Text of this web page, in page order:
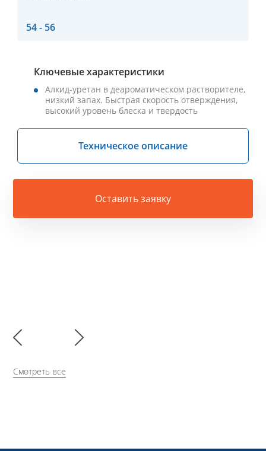
54 - 56
Ключевые характеристики
Алкид-уретан в деароматическом растворителе,
низкий запах. Быстрая скорость отверждения,
высокий уровень блеска и твердость
Техническое описание
Оставить заявку
Смотреть все